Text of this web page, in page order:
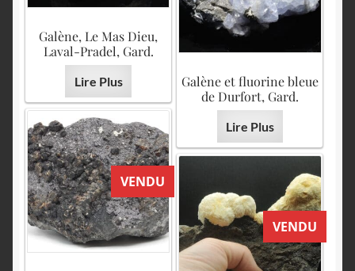
Galène, Le Mas Dieu,
Laval-Pradel, Gard.
Lire Plus
Galène et fluorine bleue
de Durfort, Gard.
Lire Plus
VENDU
VENDU